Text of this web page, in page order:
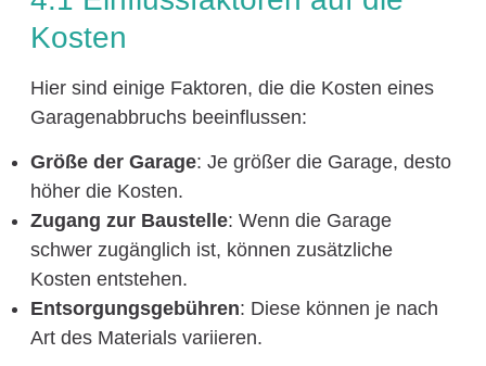
Kosten
Hier sind einige Faktoren, die die Kosten eines
Garagenabbruchs beeinflussen:
Größe der Garage: Je größer die Garage, desto
höher die Kosten.
Zugang zur Baustelle: Wenn die Garage
schwer zugänglich ist, können zusätzliche
Kosten entstehen.
Entsorgungsgebühren: Diese können je nach
Art des Materials variieren.